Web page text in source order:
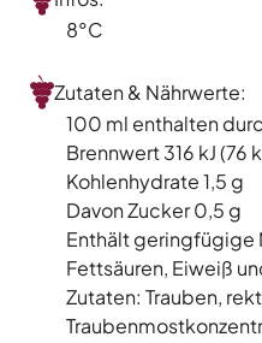
8°C
Zutaten & Nährwerte:
100 ml enthalten
Brennwert 316 kJ (76
Kohlenhydrate 1,5 g
Davon Zucker 0,5 g
Enthält geringfügige
Fettsäuren, Eiweiß
Zutaten: Trauben,